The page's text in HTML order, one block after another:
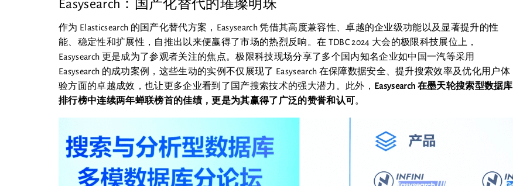
Easysearch：国产化替代的璀璨明珠
作为 Elasticsearch 的国产化替代方案，Easysearch 凭借其高度兼容性、卓越的企业级功能以及显著提升的性
能、稳定性和扩展性，自推出以来便赢得了市场的热烈反响。在 TDBC 2024 大会的极限科技展位上，
Easysearch 更是成为了参观者关注的焦点。极限科技现场分享了多个国内知名企业如中国一汽等采用
Easysearch 的成功案例，这些生动的实例不仅展现了 Easysearch 在保障数据安全、提升搜索效率及优化用户体
验方面的卓越成效，也让更多企业看到了国产搜索技术的强大潜力。此外，
Easysearch 在墨天轮搜索型数据库
排行榜中连续两年蝉联榜首的佳绩，更是为其赢得了广泛的赞誉和认可 。